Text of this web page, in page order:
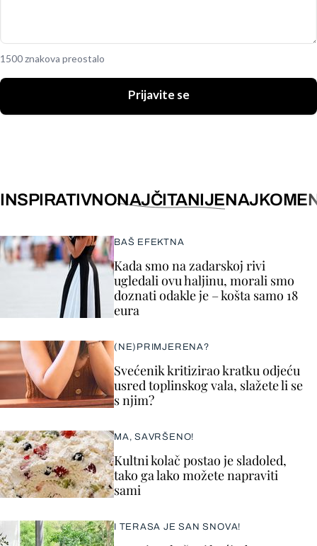
1500 znakova preostalo
Prijavite se
INSPIRATIVNONAJČITANIJE
BAŠ EFEKTNA
Kada smo na zadarskoj rivi
ugledali ovu haljinu, morali smo
doznati odakle je – košta samo 18
eura
(NE)PRIMJERENA?
Svećenik kritizirao kratku odjeću
usred toplinskog vala, slažete li se
s njim?
MA, SAVRŠENO!
Kultni kolač postao je sladoled,
tako ga lako možete napraviti
sami
I TERASA JE SAN SNOVA!